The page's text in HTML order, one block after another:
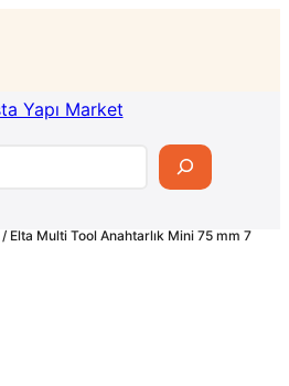
/ Elta Multi Tool Anahtarlık Mini 75 mm 7